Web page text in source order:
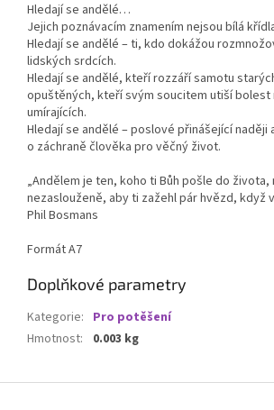
Hledají se andělé…
Jejich poznávacím znamením nejsou bílá
Hledají se andělé – ti, kdo dokážou
lidských srdcích.
Hledají se andělé, kteří rozzáří samotu
opuštěných, kteří svým soucitem utiší bolest
umírajících.
Hledají se andělé – poslové přinášející
o záchraně člověka pro věčný život.
„Andělem je ten, koho ti Bůh pošle do života,
nezaslouženě, aby ti zažehl pár hvězd, když
Phil Bosmans
Formát A7
Doplňkové parametry
Kategorie: Pro potěšení
Hmotnost: 0.003 kg